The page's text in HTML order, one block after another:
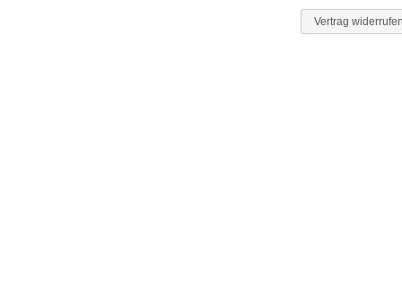
Vertrag